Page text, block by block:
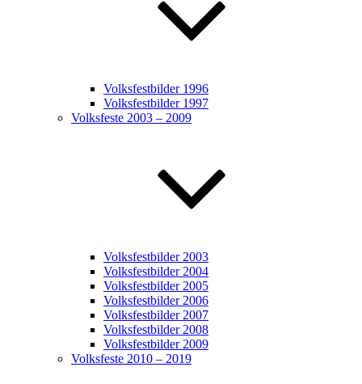
Volksfestbilder 1996
Volksfestbilder 1997
Volksfeste 2003 – 2009
Volksfestbilder 2003
Volksfestbilder 2004
Volksfestbilder 2005
Volksfestbilder 2006
Volksfestbilder 2007
Volksfestbilder 2008
Volksfestbilder 2009
Volksfeste 2010 – 2019